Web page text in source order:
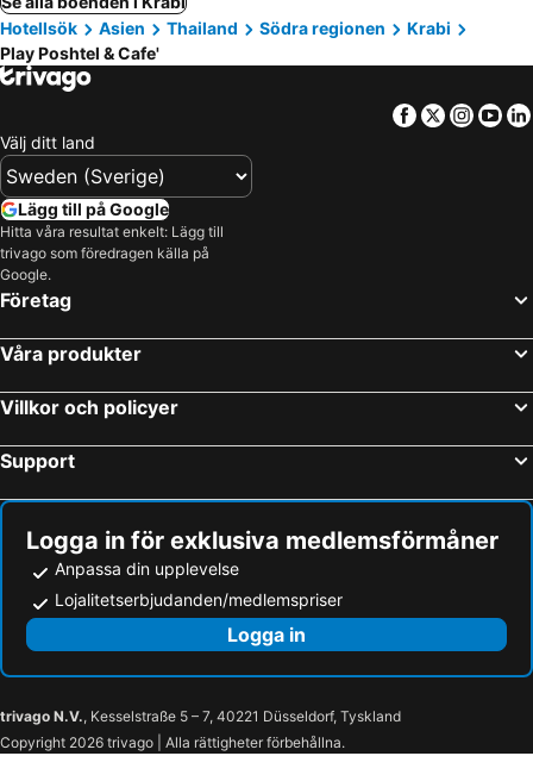
Hotellsök
Asien Thailand Södra regionen
Krabi
Play Poshtel & Cafe'
Facebook
Twitter
Välj ditt land
Lägg till på Google
Hitta våra resultat enkelt: Lägg till
trivago som föredragen källa på
Google.
Företag
Våra produkter
Villkor och policyer
Support
Logga in för exklusiva medlemsförmåner
Anpassa din upplevelse
Lojalitetserbjudanden/medlemspriser
Logga in
trivago N.V., Kesselstraße 5 – 7, 40221 Düsseldorf, Tyskland
Copyright 2026 trivago | Alla rättigheter förbehållna.